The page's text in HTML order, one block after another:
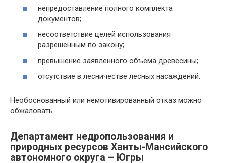
непредоставление полного комплекта
документов;
несоответствие целей использования
разрешенным по закону;
превышение заявленного объема древесины;
отсутствие в лесничестве лесных насаждений.
Необоснованный или немотивированный отказ можно
обжаловать.
Департамент недропользования и
природных ресурсов Ханты-Мансийского
автономного округа – Югры